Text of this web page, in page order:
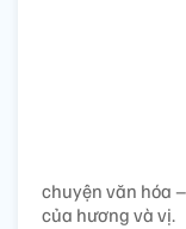
chuyện văn hóa
của hương và vị.